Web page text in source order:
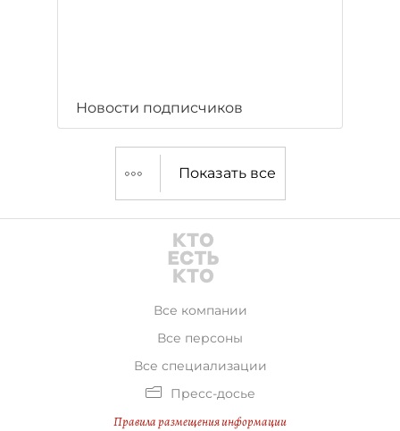
Новости подписчиков
Показать все
Все компании
Все персоны
Все специализации
Пресс-досье
Правила размещения информации